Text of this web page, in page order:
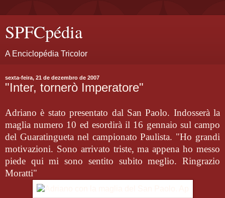
SPFCpédia
A Enciclopédia Tricolor
sexta-feira, 21 de dezembro de 2007
"Inter, tornerò Imperatore"
Adriano è stato presentato dal San Paolo. Indosserà la
maglia numero 10 ed esordirà il 16 gennaio sul campo
del Guaratingueta nel campionato Paulista. "Ho grandi
motivazioni. Sono arrivato triste, ma appena ho messo
piede qui mi sono sentito subito meglio. Ringrazio
Moratti"